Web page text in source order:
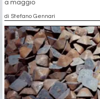
a maggio
di Stefano Gennari